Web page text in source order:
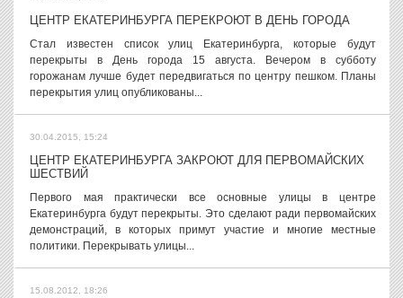
ЦЕНТР ЕКАТЕРИНБУРГА ПЕРЕКРОЮТ В ДЕНЬ ГОРОДА
Стал известен список улиц Екатеринбурга, которые будут
перекрыты в День города 15 августа. Вечером в субботу
горожанам лучше будет передвигаться по центру пешком. Планы
перекрытия улиц опубликованы...
30.04.2015, 15:24
ЦЕНТР ЕКАТЕРИНБУРГА ЗАКРОЮТ ДЛЯ ПЕРВОМАЙСКИХ
ШЕСТВИЙ
Первого мая практически все основные улицы в центре
Екатеринбурга будут перекрыты. Это сделают ради первомайских
демонстраций, в которых примут участие и многие местные
политики. Перекрывать улицы...
15.08.2012, 18:26